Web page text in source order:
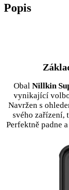
Popis
Obal Nillkin
vynikající
Navržen s
svého zařízení,
Perfektně padne